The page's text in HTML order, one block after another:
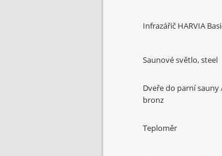
Infrazářič HARVIA
Saunové světlo, steel
Dveře do parní sauny
bronz
Teploměr